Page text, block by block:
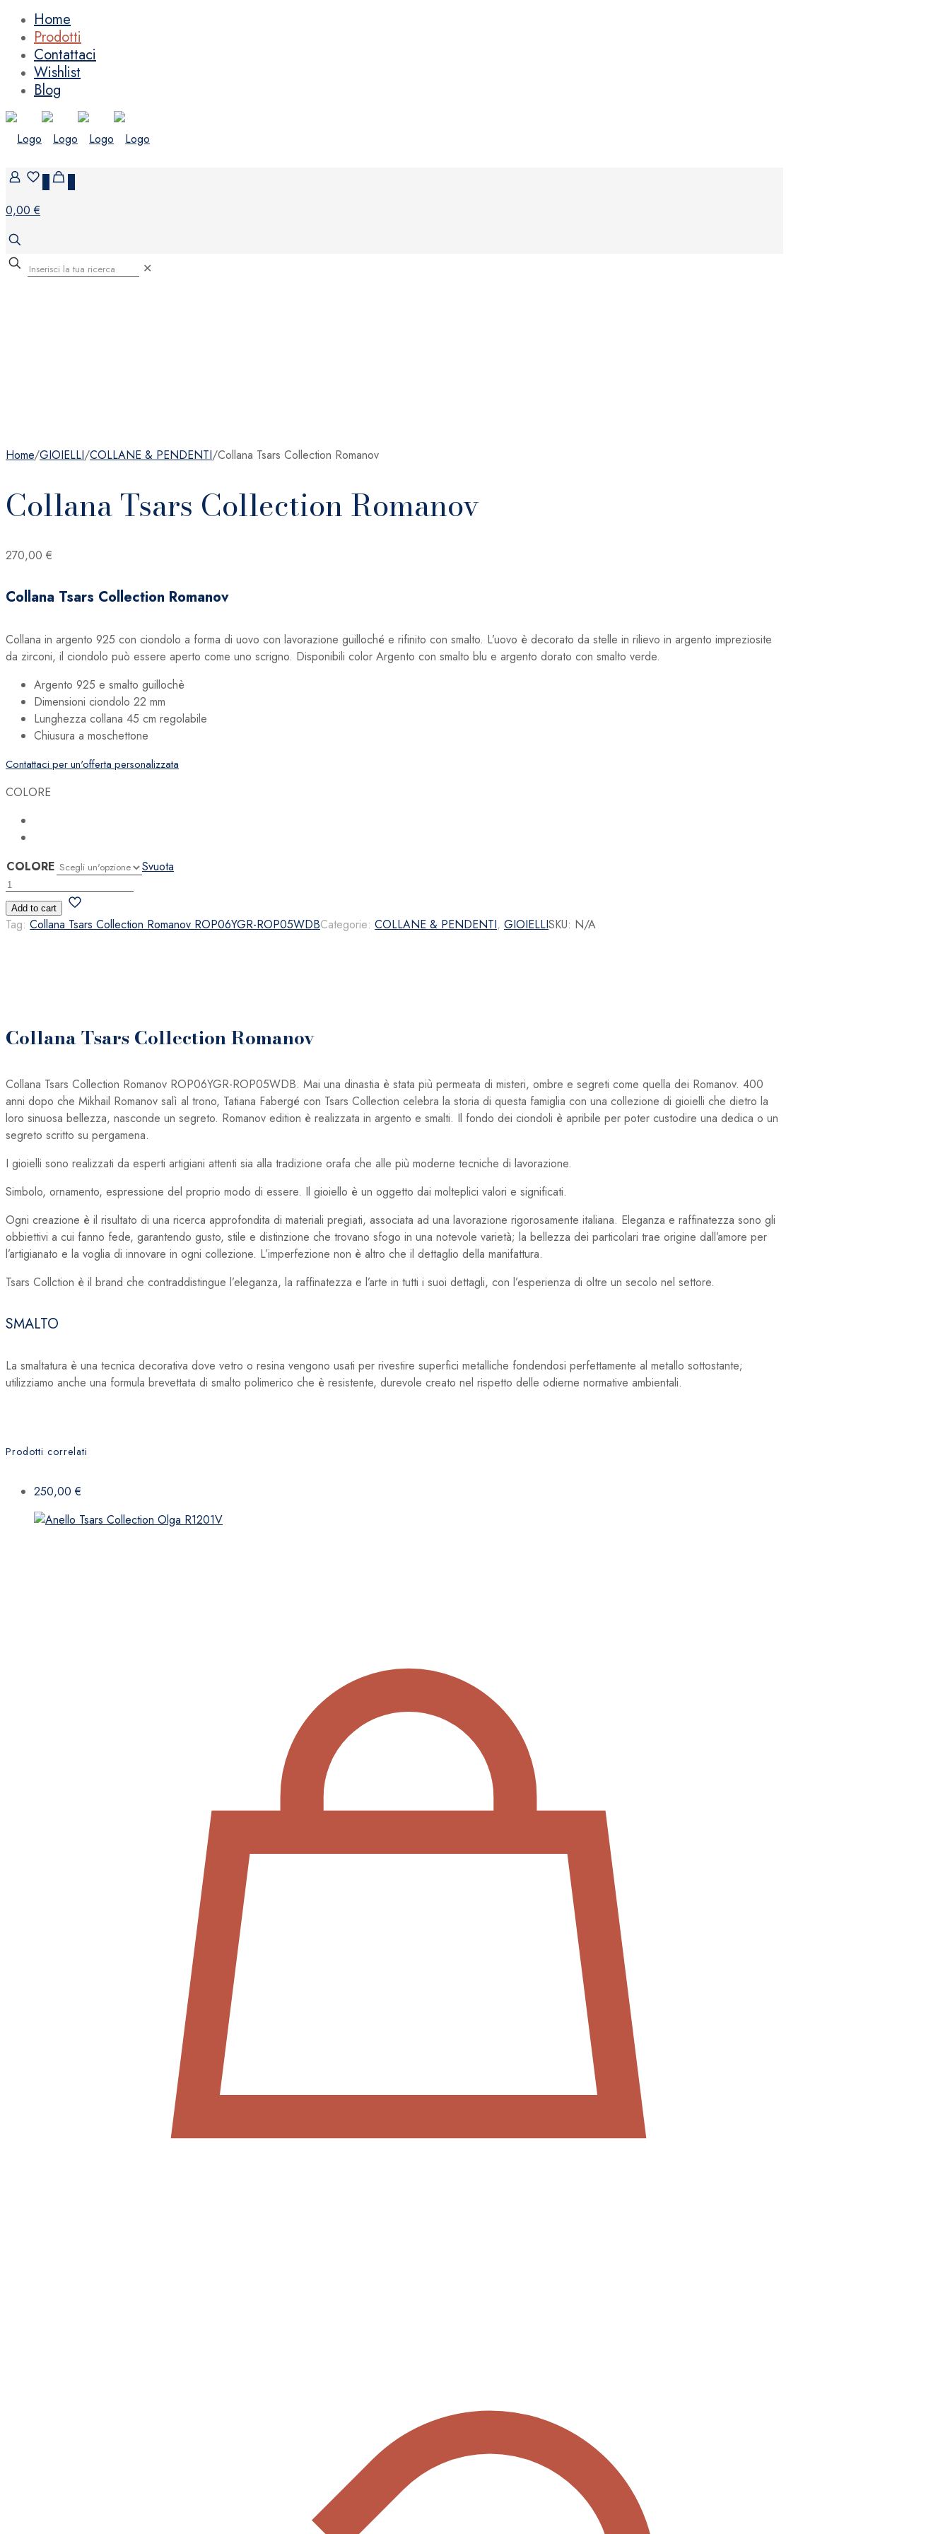
Home
Prodotti
Contattaci
Wishlist
Blog
0,00 €
✕
Home/GIOIELLI/COLLANE & PENDENTI/Collana Tsars Collection Romanov
Collana Tsars Collection Romanov
270,00 €
Collana Tsars Collection Romanov
Collana in argento 925 con ciondolo a forma di uovo con lavorazione guilloché e rifinito con smalto. L’uovo è decorato da stelle in rilievo in argento impreziosite
da zirconi, il ciondolo può essere aperto come uno scrigno. Disponibili color Argento con smalto blu e argento dorato con smalto verde.
Argento 925 e smalto guillochè
Dimensioni ciondolo 22 mm
Lunghezza collana 45 cm regolabile
Chiusura a moschettone
Contattaci per un'offerta personalizzata
COLORE
COLORE
Svuota
Collana
Tsars
Collection
Romanov
Add to cart
Tag: Collana Tsars Collection Romanov ROP06YGR-ROP05WDBCategorie: COLLANE & PENDENTI, GIOIELLISKU: N/A
Collana Tsars Collection Romanov
Collana Tsars Collection Romanov ROP06YGR-ROP05WDB. Mai una dinastia è stata più permeata di misteri, ombre e segreti come quella dei Romanov. 400
anni dopo che Mikhail Romanov salì al trono, Tatiana Fabergé con Tsars Collection celebra la storia di questa famiglia con una collezione di gioielli che dietro la
loro sinuosa bellezza, nasconde un segreto. Romanov edition è realizzata in argento e smalti. Il fondo dei ciondoli è apribile per poter custodire una dedica o un
segreto scritto su pergamena.
I gioielli sono realizzati da esperti artigiani attenti sia alla tradizione orafa che alle più moderne tecniche di lavorazione.
Simbolo, ornamento, espressione del proprio modo di essere. Il gioiello è un oggetto dai molteplici valori e significati.
Ogni creazione è il risultato di una ricerca approfondita di materiali pregiati, associata ad una lavorazione rigorosamente italiana. Eleganza e raffinatezza sono gli
obbiettivi a cui fanno fede, garantendo gusto, stile e distinzione che trovano sfogo in una notevole varietà; la bellezza dei particolari trae origine dall’amore per
l’artigianato e la voglia di innovare in ogni collezione. L’imperfezione non è altro che il dettaglio della manifattura.
Tsars Collction è il brand che contraddistingue l’eleganza, la raffinatezza e l’arte in tutti i suoi dettagli, con l’esperienza di oltre un secolo nel settore.
SMALTO
La smaltatura è una tecnica decorativa dove vetro o resina vengono usati per rivestire superfici metalliche fondendosi perfettamente al metallo sottostante;
utilizziamo anche una formula brevettata di smalto polimerico che è resistente, durevole creato nel rispetto delle odierne normative ambientali.
Prodotti correlati
250,00€